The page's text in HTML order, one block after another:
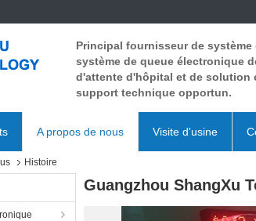
Principal fournisseur de
système de queue électronique
d'attente d'hôpital et de solution
support technique opportun.
A propos de nous Visite d'usine
Histoire
Guangzhou ShangXu